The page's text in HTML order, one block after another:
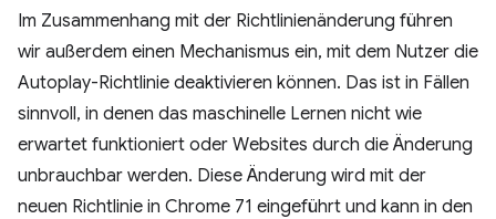
Im Zusammenhang mit der Richtlinienänderung führen
wir außerdem einen Mechanismus ein, mit dem Nutzer die
Autoplay-Richtlinie deaktivieren können. Das ist in Fällen
sinnvoll, in denen das maschinelle Lernen nicht wie
erwartet funktioniert oder Websites durch die Änderung
unbrauchbar werden. Diese Änderung wird mit der
neuen Richtlinie in Chrome 71 eingeführt und kann in den